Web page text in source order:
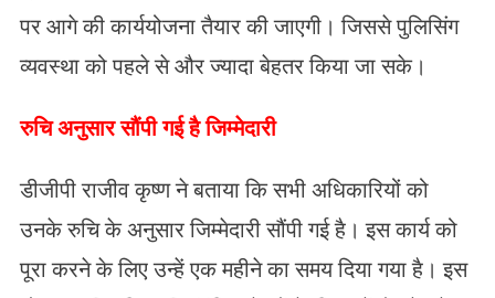
पर आगे की कार्ययोजना तैयार की जाएगी। जिससे पुलिसिंग
व्यवस्था को पहले से और ज्यादा बेहतर किया जा सके।
रुचि अनुसार सौंपी गई है जिम्मेदारी
डीजीपी राजीव कृष्ण ने बताया कि सभी अधिकारियों को
उनके रुचि के अनुसार जिम्मेदारी सौंपी गई है। इस कार्य को
पूरा करने के लिए उन्हें एक महीने का समय दिया गया है। इस